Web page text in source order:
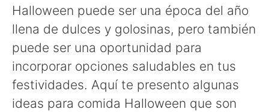
Halloween puede ser una época del año
llena de dulces y golosinas, pero también
puede ser una oportunidad para
incorporar opciones saludables en tus
festividades. Aquí te presento algunas
ideas para comida Halloween que son